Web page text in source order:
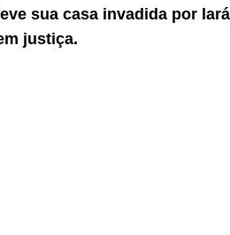
sua casa invadida por
justiça.